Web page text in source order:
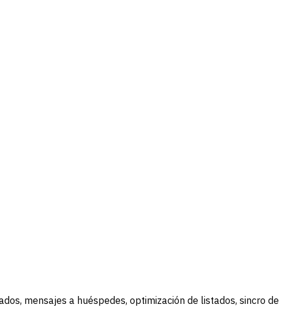
mensajes a huéspedes, optimización de listados, sincro de